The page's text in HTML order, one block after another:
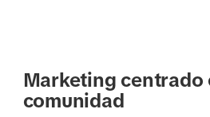
Marketing centrado
comunidad